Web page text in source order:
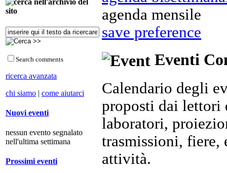
Search comments
ricerca avanzata
chi siamo | come aiutarci
Nuovi eventi
nessun evento segnalato
nell'ultima settimana
Prossimi eventi
agenda mensile
save preference
Eventi
Calendario degli
proposti dai lettori
laboratori,
trasmissioni, fiere,
attività.